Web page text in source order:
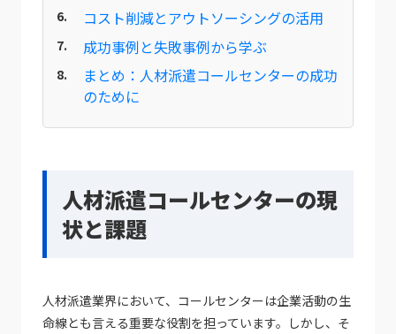
コスト削減とアウトソーシングの活用
成功事例と失敗事例から学ぶ
まとめ：人材派遣コールセンターの成功
のために
人材派遣コールセンターの現
状と課題
人材派遣業界において、コールセンターは企業活動の生
命線とも言える重要な役割を担っています。しかし、そ